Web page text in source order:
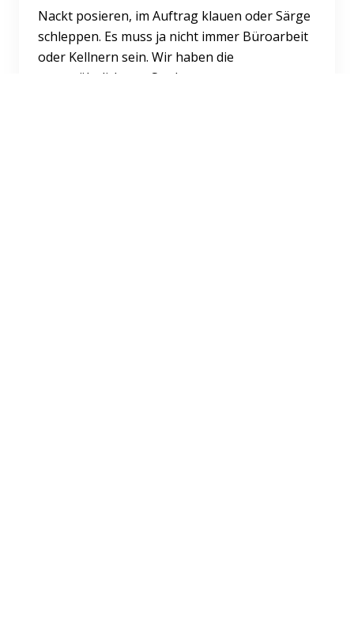
Nackt posieren, im Auftrag klauen oder Särge
schleppen. Es muss ja nicht immer Büroarbeit
oder Kellnern sein. Wir haben die
ungewöhnlichsten Studenten...